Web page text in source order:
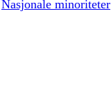
Nasjonale minoriteter